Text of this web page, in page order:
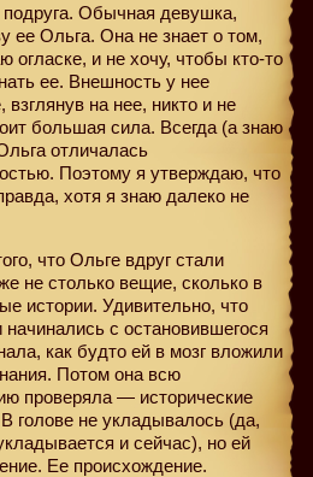
подруга. Обычная девушка,
ее Ольга. Она не знает о том,
огласке, и не хочу, чтобы кто-то
ее. Внешность у нее
на нее, никто и не
большая сила. Всегда (а знаю
отличалась
Поэтому я утверждаю, что
хотя я знаю далеко не
что Ольге вдруг стали
не столько вещие, сколько в
истории. Удивительно, что
с остановившегося
как будто ей в мозг вложили
Потом она всю
проверяла — исторические
голове не укладывалось (да,
и сейчас), но ей
Ее происхождение.